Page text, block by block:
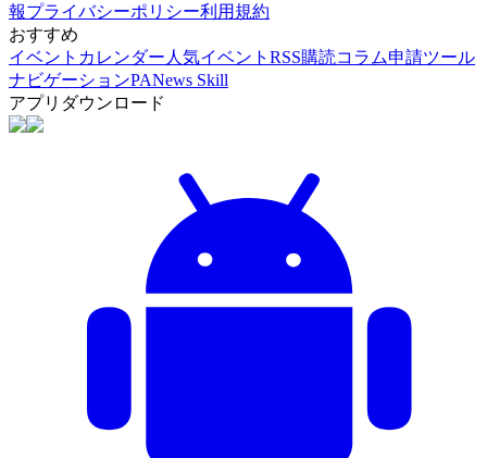
報プライバシーポリシー利用規約
おすすめ
イベントカレンダー 人気イベント RSS購読コラム申請ツール
ナビゲーションPANews Skill
アプリダウンロード